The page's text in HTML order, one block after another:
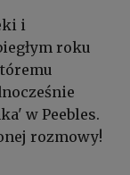
i
roku
w Peebles.
rozmowy!